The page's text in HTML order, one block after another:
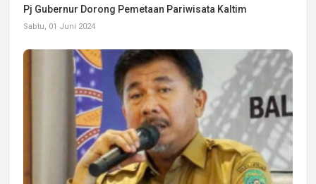
Pj Gubernur Dorong Pemetaan Pariwisata Kaltim
Sabtu, 01 Juni 2024